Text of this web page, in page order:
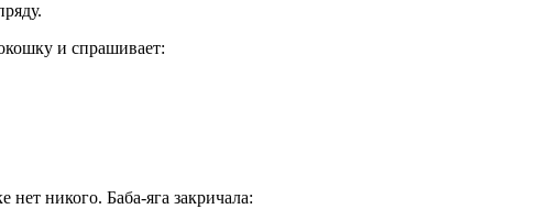
и спрашивает:
никого. Баба-яга закричала: